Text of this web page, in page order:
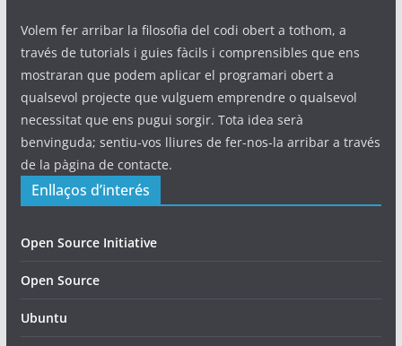
Volem fer arribar la filosofia del codi obert a tothom, a
través de tutorials i guies fàcils i comprensibles que ens
mostraran que podem aplicar el programari obert a
qualsevol projecte que vulguem emprendre o qualsevol
necessitat que ens pugui sorgir. Tota idea serà
benvinguda; sentiu-vos lliures de fer-nos-la arribar a través
de la pàgina de contacte.
Enllaços d’interés
Open Source Initiative
Open Source
Ubuntu